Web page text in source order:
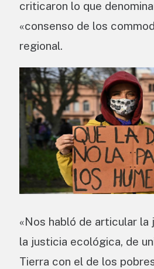
criticaron lo que
«consenso de los
regional.
«Nos habló de articular la
la justicia ecológica, de
Tierra con el de los